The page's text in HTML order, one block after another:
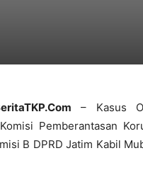
– Kasus
Pemberantasan
B DPRD Jatim Kabil